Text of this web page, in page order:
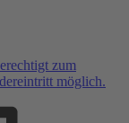
zum
möglich.